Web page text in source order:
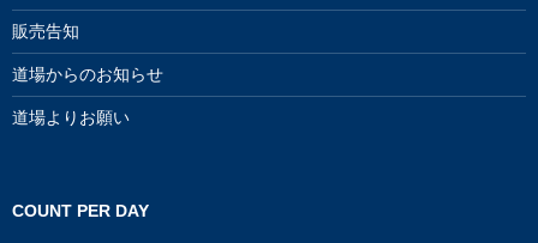
販売告知
道場からのお知らせ
道場よりお願い
COUNT PER DAY